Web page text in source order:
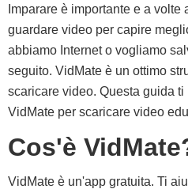
Imparare è importante e a
guardare video per capire
abbiamo Internet o vogliamo
seguito. VidMate è un ottimo
scaricare video. Questa guida
VidMate per scaricare video
Cos'è
VidMate è un'app gratuita. Ti